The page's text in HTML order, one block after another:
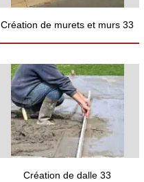
Création de murets et murs 33
Création de dalle 33